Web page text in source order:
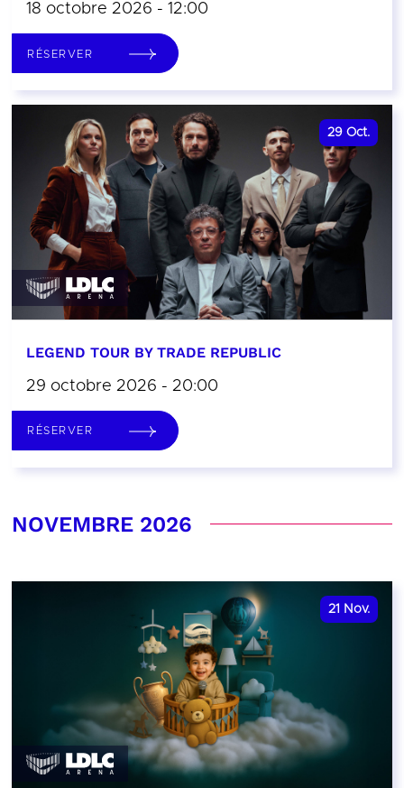
18 octobre 2026 - 12:00
RÉSERVER
29 Oct.
LEGEND TOUR BY TRADE REPUBLIC
29 octobre 2026 - 20:00
RÉSERVER
NOVEMBRE 2026
21 Nov.